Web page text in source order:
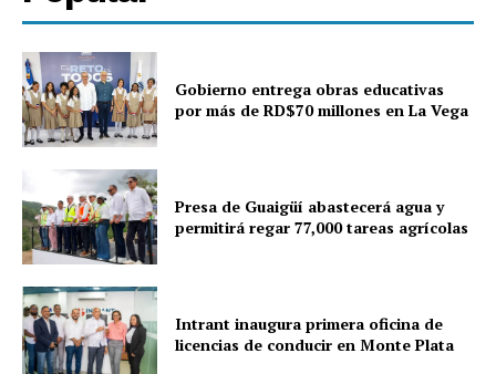
Gobierno entrega obras educativas
por más de RD$70 millones en La Vega
Presa de Guaigüí abastecerá agua y
permitirá regar 77,000 tareas agrícolas
Intrant inaugura primera oficina de
licencias de conducir en Monte Plata